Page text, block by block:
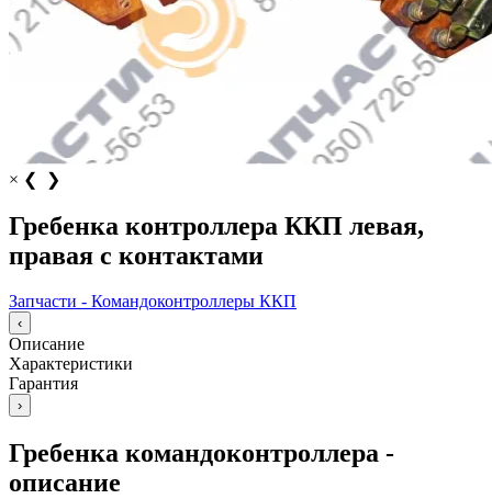
× ❮ ❯
Гребенка контроллера ККП левая,
правая с контактами
Запчасти - Командоконтроллеры ККП
‹
Описание
Характеристики
Гарантия
›
Гребенка командоконтроллера -
описание